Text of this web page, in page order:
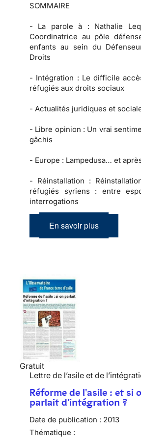
SOMMAIRE
- La parole à : Nathalie
Coordinatrice au pôle
enfants au sein du
Droits
- Intégration : Le difficile
réfugiés aux droits sociaux
- Actualités juridiques et
- Libre opinion : Un vrai
gâchis
- Europe : Lampedusa… et
- Réinstallation :
réfugiés syriens : entre
interrogations
En savoir plus
Gratuit
Lettre de l’asile et de
Réforme de l'asile : et si
parlait d'intégration ?
Date de publication : 2013
Thématique :